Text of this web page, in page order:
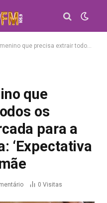
todos os dentes está marcada para a próxima semana: ‘Expectativa é a melhor’, diz mãe
que
os
para a
‘Expectativa
0 Visitas